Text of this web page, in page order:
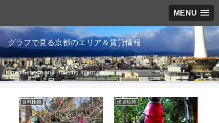
MENU
グラフで見る京都のエリア＆賃貸情報
Kyoto Season and Housing Information
賃料比較 伏見稲荷